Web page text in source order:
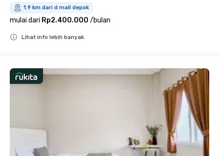
1.9 km dari d mall depok
mulai dari Rp2.400.000 /bulan
Lihat info lebih banyak